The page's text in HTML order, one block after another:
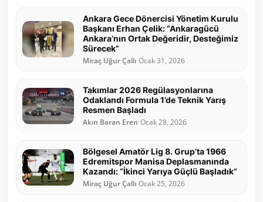
Ankara Gece Dönercisi Yönetim Kurulu
Başkanı Erhan Çelik: “Ankaragücü
Ankara’nın Ortak Değeridir, Desteğimiz
Sürecek”
Miraç Uğur Çallı Ocak 31, 2026
Takımlar 2026 Regülasyonlarına
Odaklandı Formula 1’de Teknik Yarış
Resmen Başladı
Akın Baran Eren Ocak 28, 2026
Bölgesel Amatör Lig 8. Grup’ta 1966
Edremitspor Manisa Deplasmanında
Kazandı: “İkinci Yarıya Güçlü Başladık”
Miraç Uğur Çallı Ocak 25, 2026